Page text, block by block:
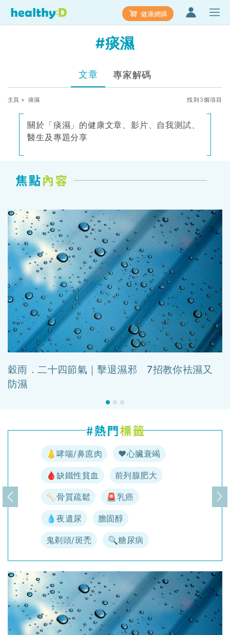
健康網購
#痰濕
文章 專家解碼
主頁 > 痰濕 找到3個項目
關於「痰濕」的健康文章、影片、自我測試、
醫生及專題分享
穀雨．二十四節氣｜擊退濕邪 7招教你袪濕又
防濕
👃哮喘/鼻瘜肉 ♥️心臟衰竭
🩸缺鐵性貧血 前列腺肥大
🦴骨質疏鬆 🚨乳癌
💧夜遺尿 膽固醇
鬼剃頭/斑禿 🔍糖尿病
上一頁 下